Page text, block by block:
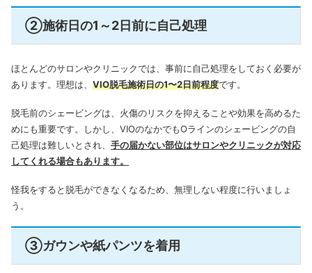
②施術日の1～2日前に自己処理
ほとんどのサロンやクリニックでは、事前に自己処理をしておく必要が
あります。理想は、 VIO脱毛施術日の1〜2日前程度です。
脱毛前のシェービングは、火傷のリスクを抑えることや効果を高めるた
めにも重要です。
しかし、VIOのなかでもOラインのシェービングの自
己処理は難しいとされ、 手の届かない部位はサロンやクリニックが対応
してくれる場合もあります。
怪我をすると脱毛ができなくなるため、無理しない程度に行いましょ
う。
③ガウンや紙パンツを着用